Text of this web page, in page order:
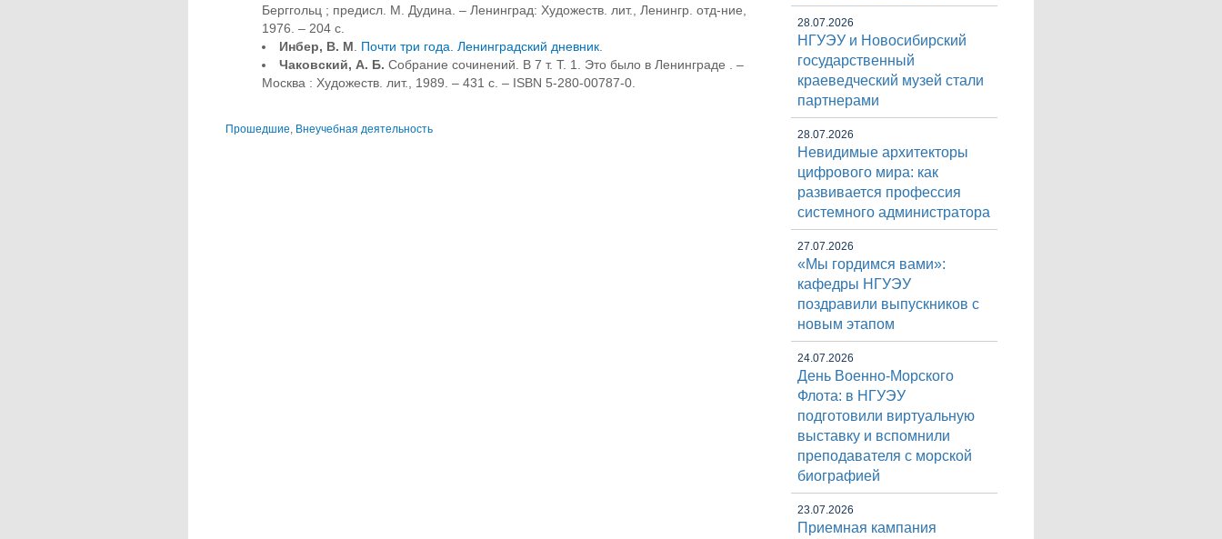
Берггольц ; предисл. М. Дудина. – Ленинград: Художеств. лит., Ленингр. отд-ние,
1976. – 204 с.
Инбер, В. М
Почти три года. Ленинградский дневник
Чаковский, А. Б. Собрание сочинений. В 7 т. Т. 1. Это было в Ленинграде . –
Москва : Художеств. лит., 1989. – 431 с. – ISBN 5-280-00787-0.
Прошедшие, Внеучебная деятельность
28.07.2026
НГУЭУ и Новосибирский
государственный
краеведческий музей стали
партнерами
28.07.2026
Невидимые архитекторы
цифрового мира: как
развивается профессия
системного администратора
27.07.2026
«Мы гордимся вами»:
кафедры НГУЭУ
поздравили выпускников с
новым этапом
24.07.2026
День Военно-Морского
Флота: в НГУЭУ
подготовили виртуальную
выставку и вспомнили
преподавателя с морской
биографией
23.07.2026
Приемная кампания